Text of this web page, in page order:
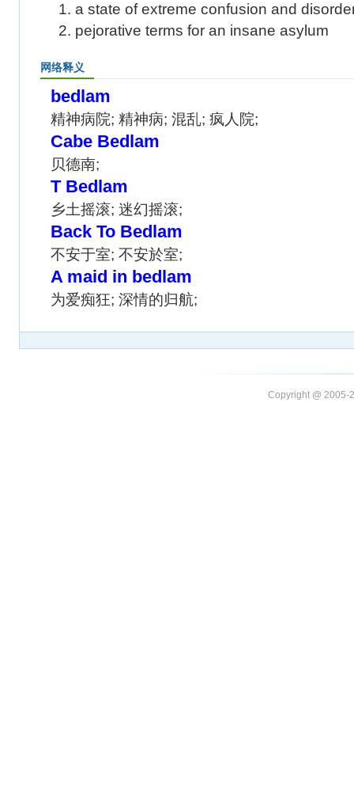
1. a state of extreme confusion and
2. pejorative terms for an insane asylum
网络释义
bedlam
精神病院; 精神病; 混乱; 疯人院;
Cabe Bedlam
贝德南;
T Bedlam
乡土摇滚; 迷幻摇滚;
Back To Bedlam
不安于室; 不安於室;
A maid in bedlam
为爱痴狂; 深情的归航;
Copyright @